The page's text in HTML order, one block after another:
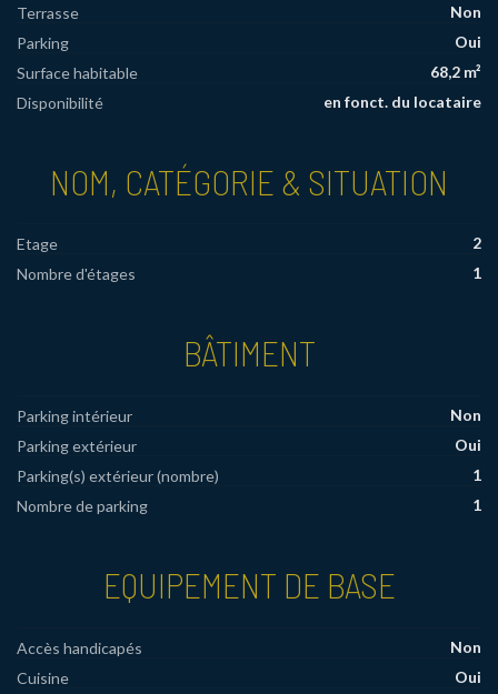
Terrasse
Non
Parking
Oui
Surface habitable
68,2 m²
Disponibilité
en fonct. du locataire
NOM, CATÉGORIE & SITUATION
Etage
2
Nombre d'étages
1
BÂTIMENT
Parking intérieur
Non
Parking extérieur
Oui
Parking(s) extérieur (nombre)
1
Nombre de parking
1
EQUIPEMENT DE BASE
Accès handicapés
Non
Cuisine
Oui